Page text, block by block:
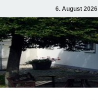
6. August 2026